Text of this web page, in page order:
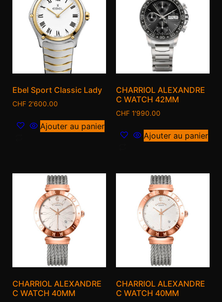
Ebel Sport Classic Lady
CHF 2'600.00
Ajouter au panier
CHARRIOL ALEXANDRE
C WATCH 42MM
CHF 1'990.00
Ajouter au panier
CHARRIOL ALEXANDRE
C WATCH 40MM
CHARRIOL ALEXANDRE
C WATCH 40MM